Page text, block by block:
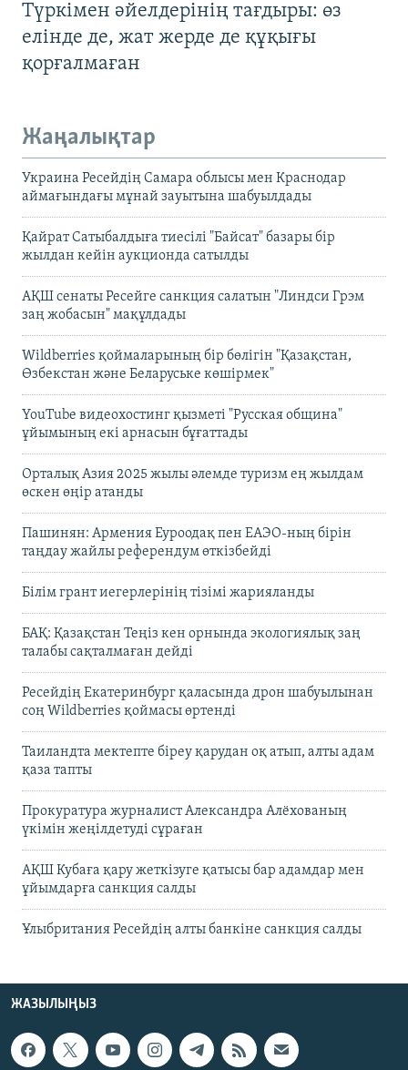
Түркімен әйелдерінің тағдыры: өз
елінде де, жат жерде де құқығы
қорғалмаған
Жаңалықтар
Украина Ресейдің Самара облысы мен Краснодар
аймағындағы мұнай зауытына шабуылдады
Қайрат Сатыбалдыға тиесілі "Байсат" базары бір
жылдан кейін аукционда сатылды
АҚШ сенаты Ресейге санкция салатын "Линдси Грэм
заң жобасын" мақұлдады
Wildberries қоймаларының бір бөлігін "Қазақстан,
Өзбекстан және Беларуське көшірмек"
YouTube видеохостинг қызметі "Русская община"
ұйымының екі арнасын бұғаттады
Орталық Азия 2025 жылы әлемде туризм ең жылдам
өскен өңір атанды
Пашинян: Армения Еуроодақ пен ЕАЭО-ның бірін
таңдау жайлы референдум өткізбейді
Білім грант иегерлерінің тізімі жарияланды
БАҚ: Қазақстан Теңіз кен орнында экологиялық заң
талабы сақталмаған дейді
Ресейдің Екатеринбург қаласында дрон шабуылынан
соң Wildberries қоймасы өртенді
Таиландта мектепте біреу қарудан оқ атып, алты адам
қаза тапты
Прокуратура журналист Александра Алёхованың
үкімін жеңілдетуді сұраған
АҚШ Кубаға қару жеткізуге қатысы бар адамдар мен
ұйымдарға санкция салды
Ұлыбритания Ресейдің алты банкіне санкция салды
ЖАЗЫЛЫҢЫЗ